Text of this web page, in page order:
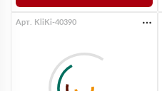
Арт. KliKi-40390